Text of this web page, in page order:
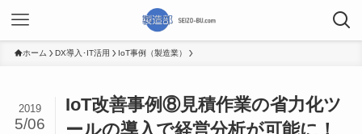
ホーム DX導入･IT活用 IoT事例（製造業）
IoT改善事例⑧見積作業の省力化ツ
ールの導入で経営分析が可能に！
2019
5/06